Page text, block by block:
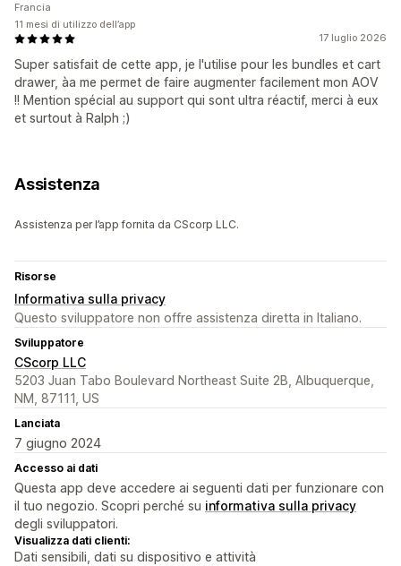
17 luglio 2026
Super satisfait de cette app, je l'utilise pour les bundles et cart
drawer, àa me permet de faire augmenter facilement mon AOV
!! Mention spécial au support qui sont ultra réactif, merci à eux
et surtout à Ralph ;)
Francia
11 mesi di utilizzo dell’app
Assistenza
Assistenza per l’app fornita da CScorp LLC.
Risorse
Informativa sulla privacy
Questo sviluppatore non offre assistenza diretta in Italiano.
Sviluppatore
CScorp LLC
5203 Juan Tabo Boulevard Northeast Suite 2B, Albuquerque,
NM, 87111, US
Lanciata
7 giugno 2024
Accesso ai dati
Questa app deve accedere ai seguenti dati per funzionare con
il tuo negozio. Scopri perché su informativa sulla privacy
degli sviluppatori.
Visualizza dati clienti:
Dati sensibili, dati su dispositivo e attività